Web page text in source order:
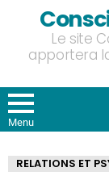
Le site
apportera
Menu
RELATIONS ET